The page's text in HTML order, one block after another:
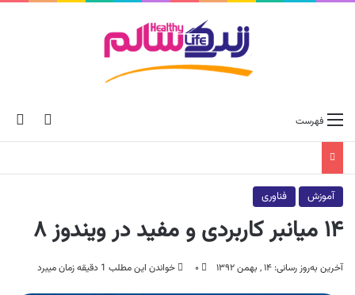
skin فهرست
آموزش فناوری
۱۴ میانبر کاربردی و مفید در ویندوز ۸
آخرین به‌روز رسانی: ۱۴ , بهمن ۱۳۹۲ ۰ خواندن این مطلب 1 دقیقه زمان میبرد